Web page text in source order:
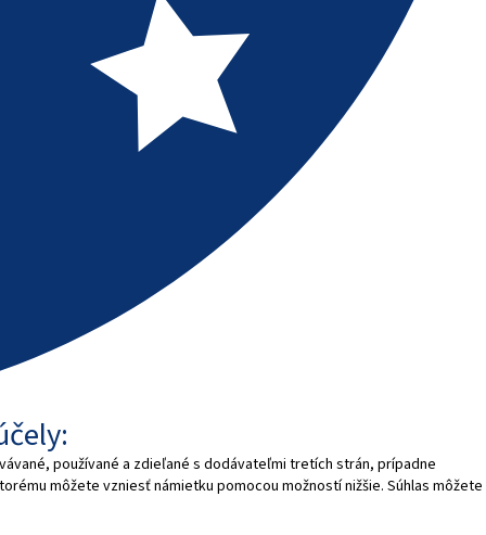
používané a zdieľané s dodávateľmi tretích strán, prípadne
môžete vzniesť námietku pomocou možností nižšie. Súhlas môžete